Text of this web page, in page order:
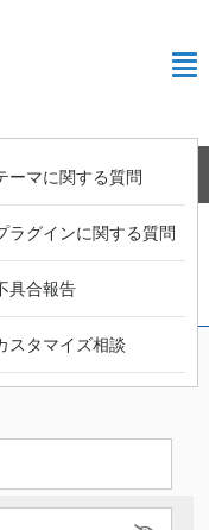
ーマに関する質問
ラグインに関する質問
具合報告
スタマイズ相談